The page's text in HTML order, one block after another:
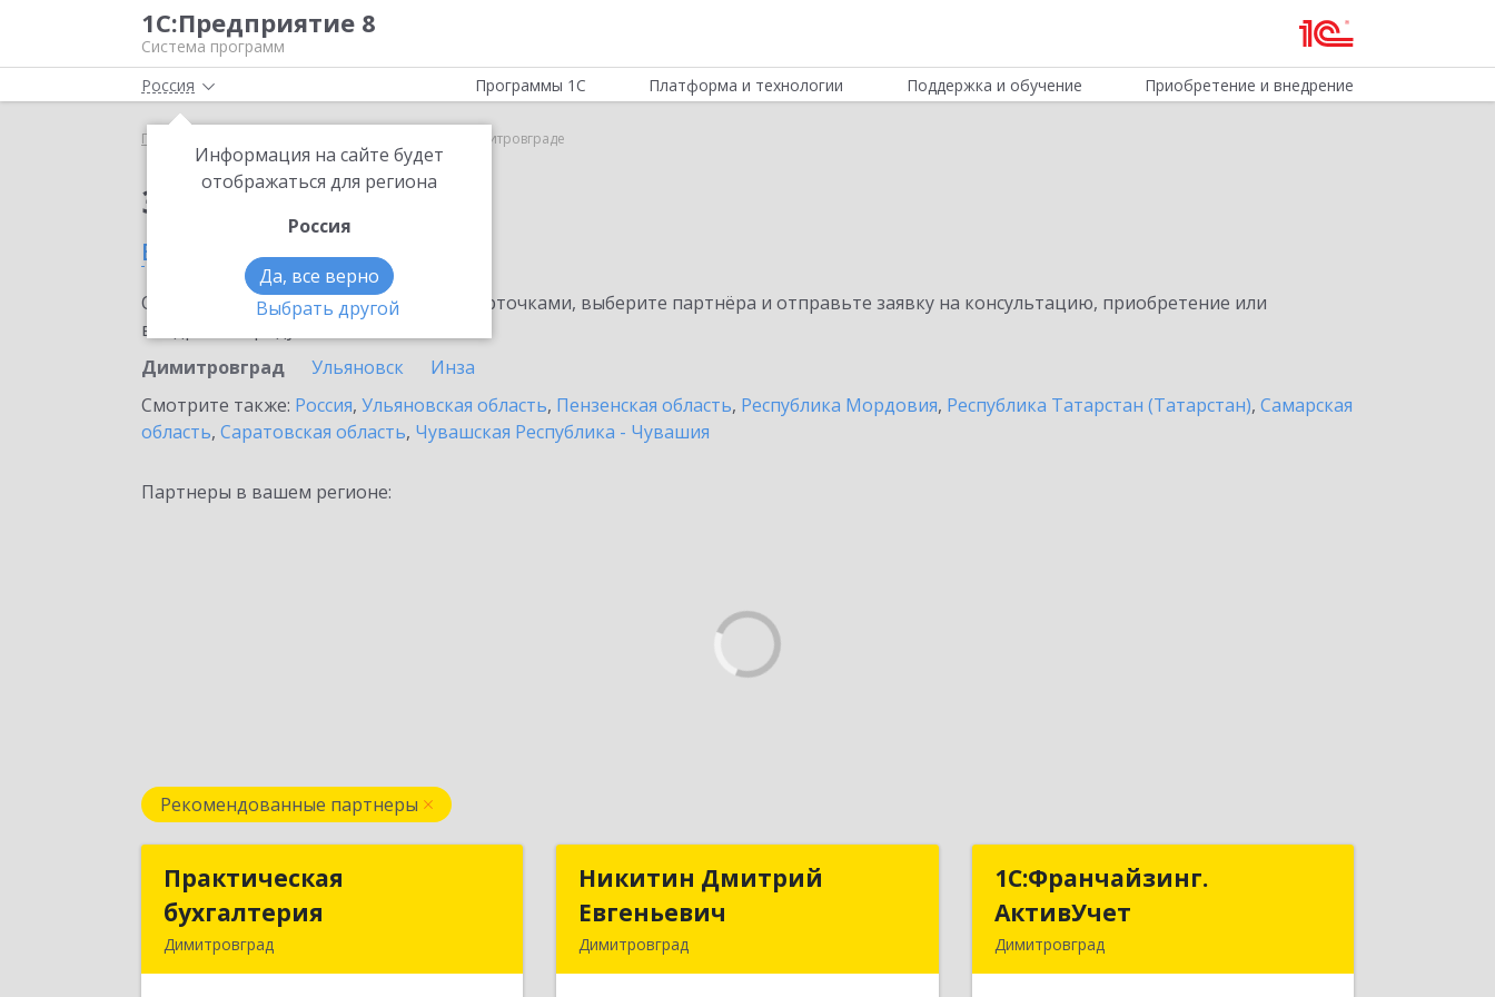
1С:Предприятие 8
Система программ
Россия
Информация на сайте будет
отображаться для региона
Россия
Да, все верно
Выбрать другой
Программы 1С Платформа и технологии Поддержка и обучение Приобретение и внедрение
Главная 1С-ЭТП в Димитровграде
Заказать 1С-ЭТП
в Димитровграде
Ознакомьтесь с информационными карточками, выберите партнёра и отправьте заявку на консультацию, приобретение или
внедрение продукта.
Димитровград
Ульяновск
Инза
Смотрите также: Россия, Ульяновская область, Пензенская область, Республика Мордовия, Республика Татарстан (Татарстан), Самарская
область, Саратовская область, Чувашская Республика - Чувашия
Партнеры в вашем регионе:
Рекомендованные партнеры
Практическая
бухгалтерия
Димитровград
Практическая
Никитин Дмитрий
Евгеньевич
Димитровград
Никитин Дмитрий
1С:Франчайзинг.
АктивУчет
Димитровград
1С:Франчайзинг.